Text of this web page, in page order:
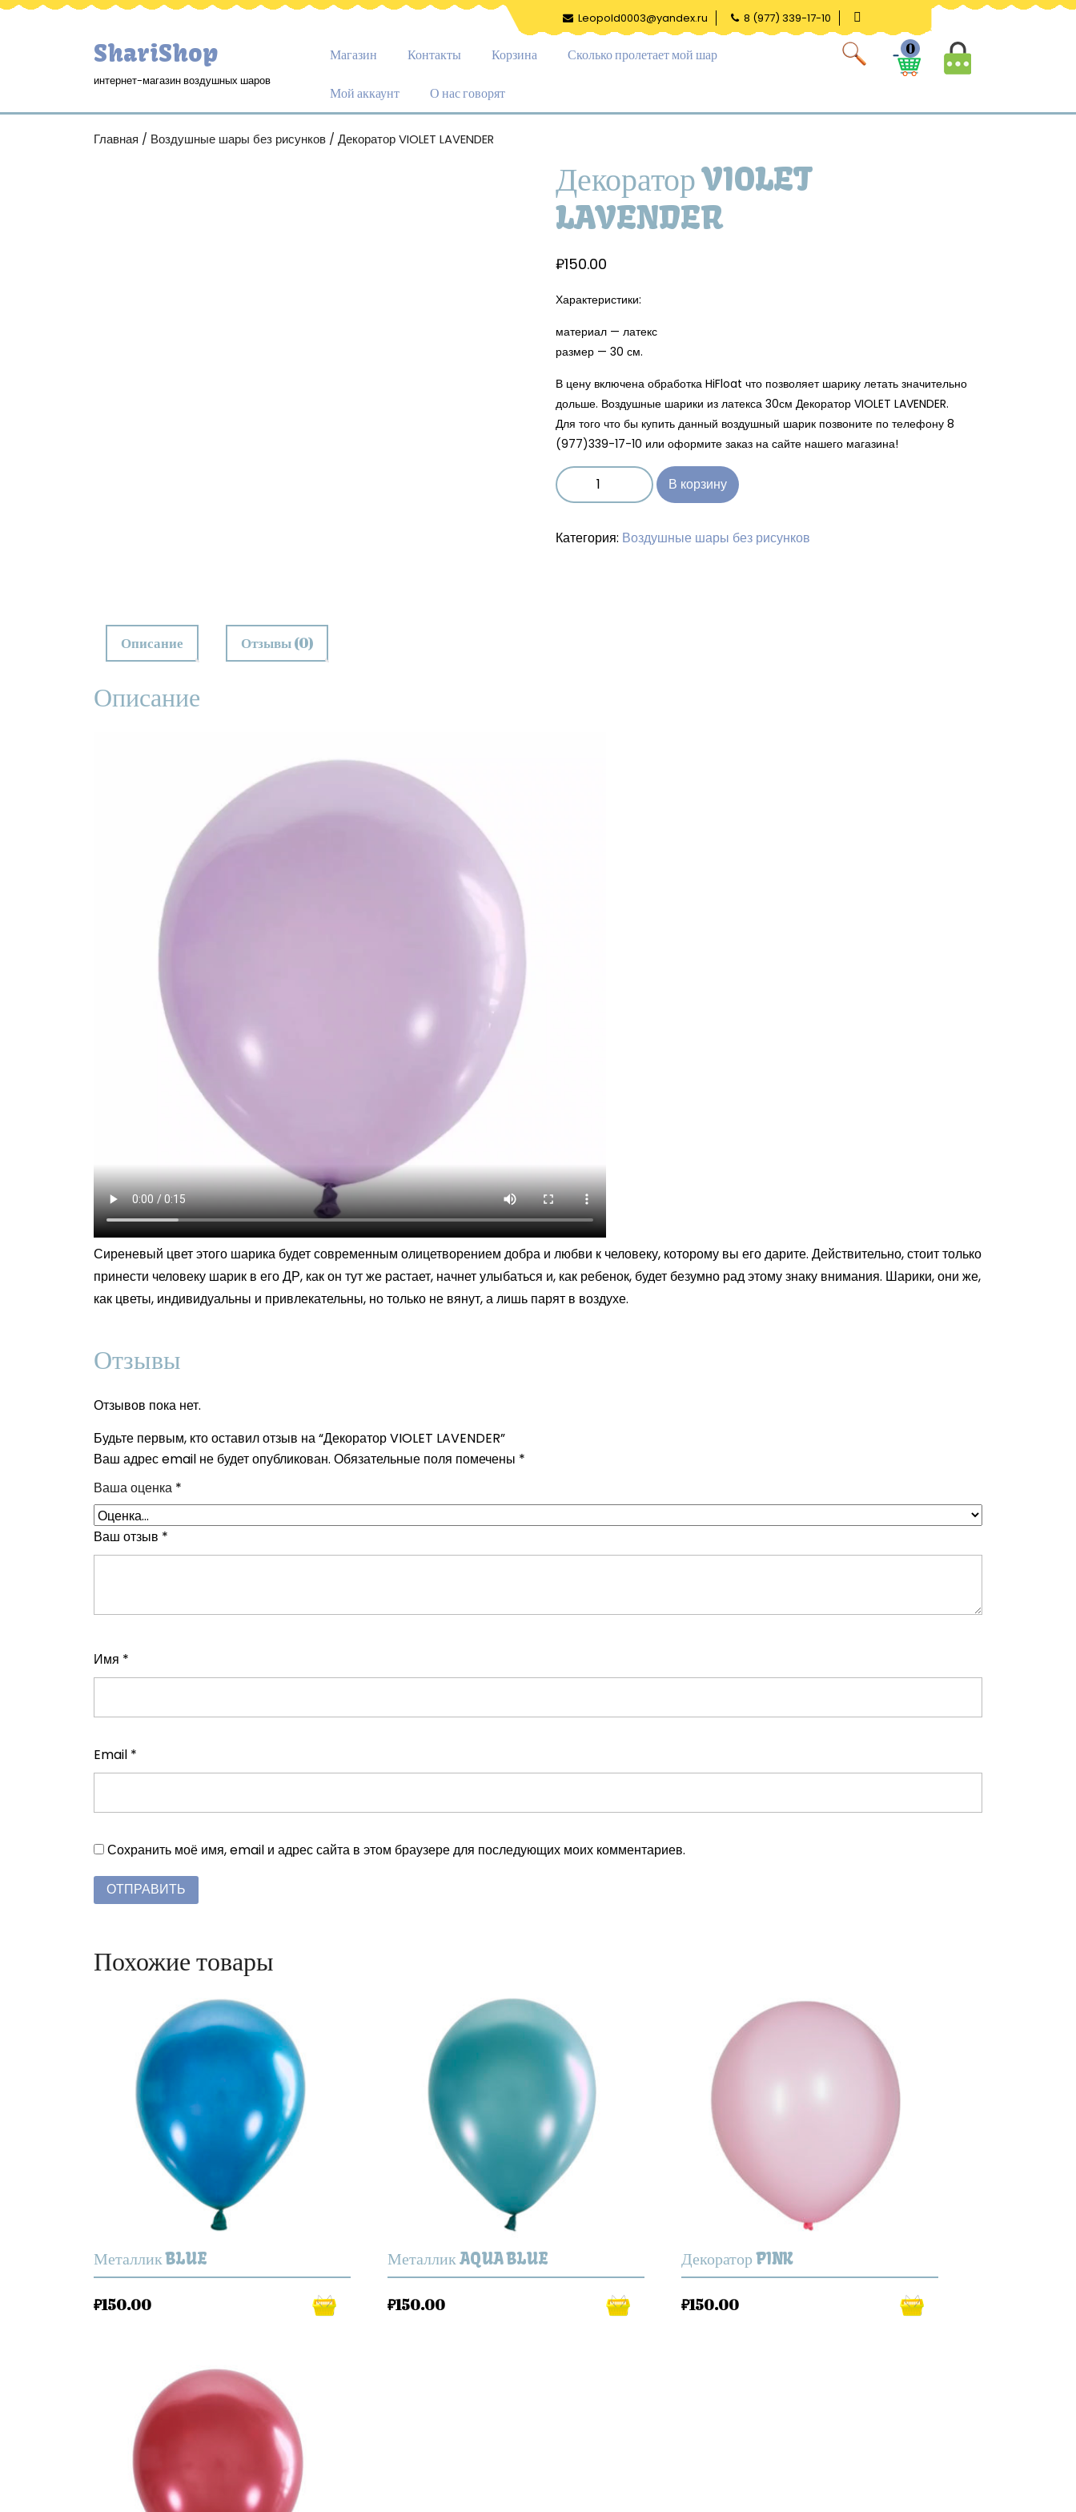
Leopold0003@yandex.ru 8 (977) 339-17-10
ShariShop
интернет-магазин воздушных шаров
Магазин Контакты Корзина Сколько пролетает мой шар
Мой аккаунт О нас говорят
0
Главная / Воздушные шары без рисунков / Декоратор VIOLET LAVENDER
Декоратор VIOLET
LAVENDER
₽150.00
Характеристики:
материал — латекс
размер — 30 см.
В цену включена обработка HiFloat что позволяет шарику летать значительно
дольше. Воздушные шарики из латекса 30см Декоратор VIOLET LAVENDER.
Для того что бы купить данный воздушный шарик позвоните по телефону 8
(977)339-17-10 или оформите заказ на сайте нашего магазина!
В корзину
Категория: Воздушные шары без рисунков
Описание Отзывы (0)
Описание
Сиреневый цвет этого шарика будет современным олицетворением добра и любви к человеку, которому вы его дарите. Действительно, стоит только
принести человеку шарик в его ДР, как он тут же растает, начнет улыбаться и, как ребенок, будет безумно рад этому знаку внимания. Шарики, они же,
как цветы, индивидуальны и привлекательны, но только не вянут, а лишь парят в воздухе.
Отзывы
Отзывов пока нет.
Будьте первым, кто оставил отзыв на “Декоратор VIOLET LAVENDER”
Ваш адрес email не будет опубликован. Обязательные поля помечены *
Ваша оценка *
Ваш отзыв *
Имя *
Email *
Сохранить моё имя, email и адрес сайта в этом браузере для последующих моих комментариев.
Похожие товары
Металлик BLUE
₽150.00
Металлик AQUA BLUE
₽150.00
Декоратор PINK
₽150.00